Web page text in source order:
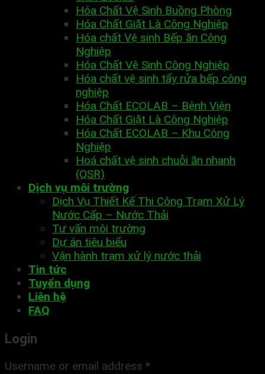
Hóa Chất Vệ Sinh Buồng Phòng
Hóa Chất Giặt Là Công Nghiệp
Hóa chất Vệ sinh Bếp ăn Công
Nghiệp
Hóa Chất Vệ Sinh Công Nghiệp
Hóa chất vệ sinh tẩy rửa bếp công
nghiệp
Hóa Chất ECOLAB – Bệnh Viện
Hóa Chất Giặt Là Công Nghiệp
Hóa Chất ECOLAB – Khu Công
Nghiệp
Hoá chất vệ sinh chuỗi ăn nhanh
(QSR)
Dịch vụ môi trường
Dịch Vụ Thiết Kế Thi Công Trạm Xử Lý
Nước Cấp – Nước Thải
Tư vấn môi trường
Dự án tiêu biểu
Vận hành trạm xử lý nước thải
Tin tức
Tuyển dụng
Liên hệ
FAQ
Login
Username or email address *